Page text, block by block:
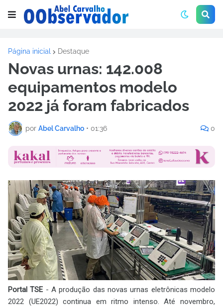
Página inicial Destaque
Novas urnas: 142.008
equipamentos modelo
2022 já foram fabricados
por Abel Carvalho • 01:36 0
Portal TSE - A produção das novas urnas eletrônicas modelo
2022 (UE2022) continua em ritmo intenso. Até novembro,